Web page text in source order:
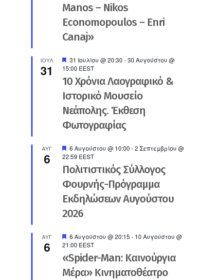
Manos – Nikos
Economopoulos – Enri
Canaj»
ΙΟΎΛ
31
Προτεινόμενο
31 Ιουλίου @ 20:30 -30 Αυγούστου @
15:00 EEST
10 Χρόνια Λαογραφικό &
Ιστορικό Μουσείο
Νεάπολης. Έκθεση
Φωτογραφίας
ΑΥΓ
6
Προτεινόμενο
6 Αυγούστου @ 10:00 -2 Σεπτεμβρίου @
22:59 EEST
Πολιτιστικός Σύλλογος
Φουρνής-Πρόγραμμα
Εκδηλώσεων Αυγούστου
2026
ΑΥΓ
6
Προτεινόμενο
6 Αυγούστου @ 20:15 - 10 Αυγούστου @
21:00 EEST
«Spider-Man: Καινούργια
Μέρα» Κινηματοθέατρο